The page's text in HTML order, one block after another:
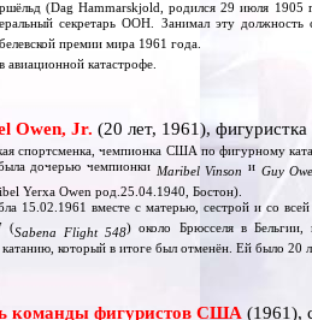
(Dag Hammarskjold, родился 29 июля
секретарь ООН. Занимал эту
премии мира 1961 года.
катастрофе.
Owen, Jr. (20 лет, 1961), фигуристка
спортсменка, чемпионка США по фигурному
дочерью чемпионки Maribel Vinson и Guy
Yerxa Owen род.25.04.1940, Бостон).
вместе с матерью, сестрой и со всей
(Sabena Flight 548) около Брюсселя в
который в итоге был отменён. Ей было 20
команды фигуристов США (1961),